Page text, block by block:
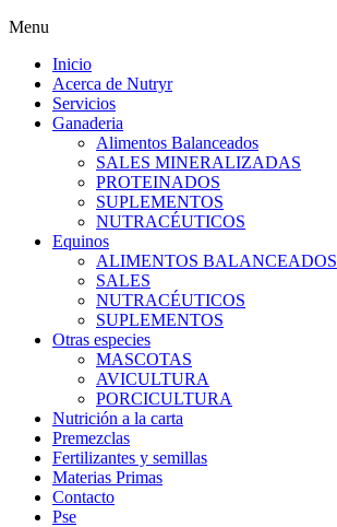
Menu
Inicio
Acerca de Nutryr
Servicios
Ganaderia
Alimentos Balanceados
SALES MINERALIZADAS
PROTEINADOS
SUPLEMENTOS
NUTRACÉUTICOS
Equinos
ALIMENTOS BALANCEADOS
SALES
NUTRACÉUTICOS
SUPLEMENTOS
Otras especies
MASCOTAS
AVICULTURA
PORCICULTURA
Nutrición a la carta
Premezclas
Fertilizantes y semillas
Materias Primas
Contacto
Pse